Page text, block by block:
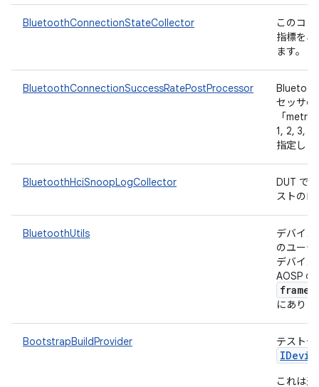
BluetoothConnectionStateCollector
このコ
指標を
ます。
BluetoothConnectionSuccessRatePostProcessor
セッサの
「
1, 2, 3,
指定し
BluetoothHciSnoopLogCollector
DUT で
ストの
BluetoothUtils
デバイ
のユーテ
デバイ
AOSP の
にありま
BootstrapBuildProvider テスト
これは